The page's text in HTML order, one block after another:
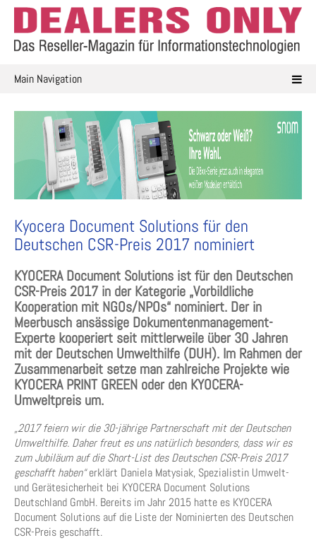
Skip
content
Main Navigation
Kyocera Document Solutions für den
Deutschen CSR-Preis 2017 nominiert
KYOCERA Document Solutions ist für den Deutschen
CSR-Preis 2017 in der Kategorie „Vorbildliche
Kooperation mit NGOs/NPOs“ nominiert. Der in
Meerbusch ansässige Dokumentenmanagement-
Experte kooperiert seit mittlerweile über 30 Jahren
mit der Deutschen Umwelthilfe (DUH). Im Rahmen der
Zusammenarbeit setze man zahlreiche Projekte wie
KYOCERA PRINT GREEN oder den KYOCERA-
Umweltpreis um.
„2017 feiern wir die 30-jährige Partnerschaft mit der Deutschen
Umwelthilfe. Daher freut es uns natürlich besonders, dass wir es
zum Jubiläum auf die Short-List des Deutschen CSR-Preis 2017
geschafft haben“erklärt Daniela Matysiak, Spezialistin Umwelt-
und Gerätesicherheit bei KYOCERA Document Solutions
Deutschland GmbH. Bereits im Jahr 2015 hatte es KYOCERA
Document Solutions auf die Liste der Nominierten des Deutschen
CSR-Preis geschafft.